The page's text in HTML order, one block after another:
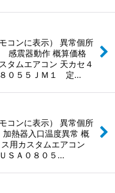
コンに表示） 異常個所
感震器動作 概算価格
タムエアコン 天カセ４
０５５ＪＭ１ 定…
コンに表示） 異常個所
熱器入口温度異常 概
用カスタムエアコン
ＳＡ０８０５…